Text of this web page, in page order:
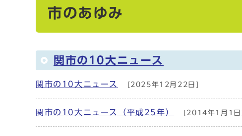
市のあゆみ
関市の10大ニュース
関市の10大ニュース [2025年12月22日]
関市の10大ニュース（平成25年） [2014年1月1日]